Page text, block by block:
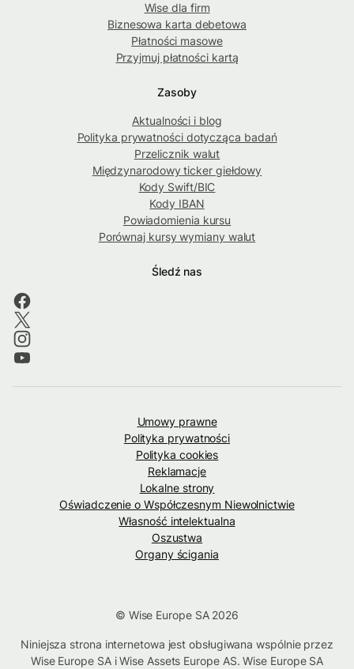
Wise dla firm
Biznesowa karta debetowa
Płatności masowe
Przyjmuj płatności kartą
Zasoby
Aktualności i blog
Polityka prywatności dotycząca badań
Przelicznik walut
Międzynarodowy ticker giełdowy
Kody Swift/BIC
Kody IBAN
Powiadomienia kursu
Porównaj kursy wymiany walut
Śledź nas
Umowy prawne
Polityka prywatności
Polityka cookies
Reklamacje
Lokalne strony
Oświadczenie o Współczesnym Niewolnictwie
Własność intelektualna
Oszustwa
Organy ścigania
© Wise Europe SA 2026
Niniejsza strona internetowa jest obsługiwana wspólnie przez
Wise Europe SA i Wise Assets Europe AS. Wise Europe SA